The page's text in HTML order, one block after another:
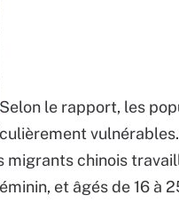
Selon le rapport, les
chinois
et âgés de 16 à